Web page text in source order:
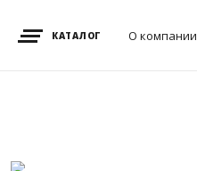
КАТАЛОГ О компании